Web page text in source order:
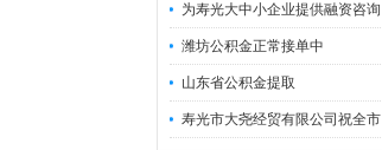
为寿光大中小企业提供融资咨询
潍坊公积金正常接单中
山东省公积金提取
寿光市大尧经贸有限公司祝全市